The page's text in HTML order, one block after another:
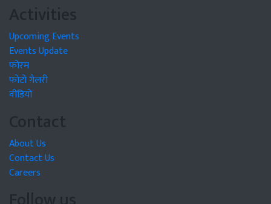
Activities
Upcoming Events
Events Update
फोरम
फोटो गैलरी
वीडियो
Contact
About Us
Contact Us
Careers